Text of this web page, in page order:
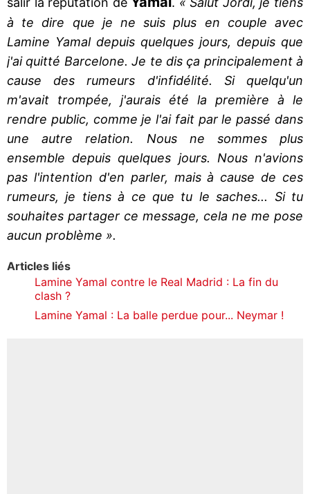
à te dire que je ne suis plus en couple avec
Lamine Yamal depuis quelques jours, depuis que
j'ai quitté Barcelone. Je te dis ça principalement à
cause des rumeurs d'infidélité. Si quelqu'un
m'avait trompée, j'aurais été la première à le
rendre public, comme je l'ai fait par le passé dans
une autre relation. Nous ne sommes plus
ensemble depuis quelques jours. Nous n'avions
pas l'intention d'en parler, mais à cause de ces
rumeurs, je tiens à ce que tu le saches... Si tu
souhaites partager ce message, cela ne me pose
aucun problème ».
Articles liés
Lamine Yamal contre le Real Madrid : La fin du
clash ?
Lamine Yamal : La balle perdue pour... Neymar !